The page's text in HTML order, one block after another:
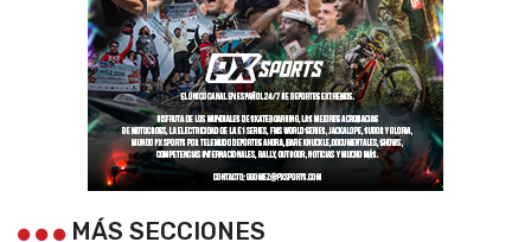
MÁS SECCIONES